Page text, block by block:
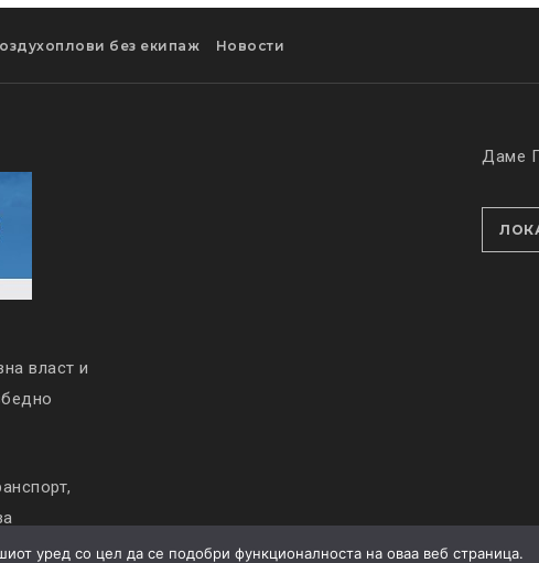
без екипаж Новости
власт и
Даме
уред со цел да се подобри функционалноста на оваа веб страница.